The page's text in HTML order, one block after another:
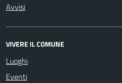
Avvisi
VIVERE IL COMUNE
Luoghi
Eventi